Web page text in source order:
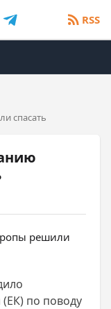
RSS
спасать
(ЕК) по поводу